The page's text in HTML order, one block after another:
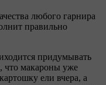
любого гарнира
правильно
придумывать
что макароны уже
ели вчера, а